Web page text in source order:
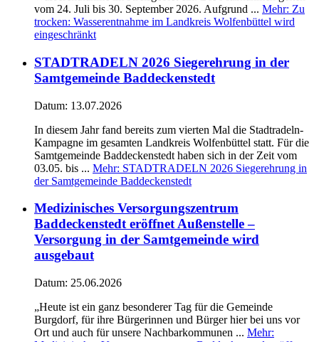
vom 24. Juli bis 30. September 2026. Aufgrund ... Mehr: Zu
trocken: Wasserentnahme im Landkreis Wolfenbüttel wird
eingeschränkt
STADTRADELN 2026 Siegerehrung in der
Samtgemeinde Baddeckenstedt
Datum: 13.07.2026
In diesem Jahr fand bereits zum vierten Mal die Stadtradeln-
Kampagne im gesamten Landkreis Wolfenbüttel statt. Für die
Samtgemeinde Baddeckenstedt haben sich in der Zeit vom
03.05. bis ... Mehr: STADTRADELN 2026 Siegerehrung in
der Samtgemeinde Baddeckenstedt
Medizinisches Versorgungszentrum
Baddeckenstedt eröffnet Außenstelle –
Versorgung in der Samtgemeinde wird
ausgebaut
Datum: 25.06.2026
„Heute ist ein ganz besonderer Tag für die Gemeinde
Burgdorf, für ihre Bürgerinnen und Bürger hier bei uns vor
Ort und auch für unsere Nachbarkommunen ... Mehr: